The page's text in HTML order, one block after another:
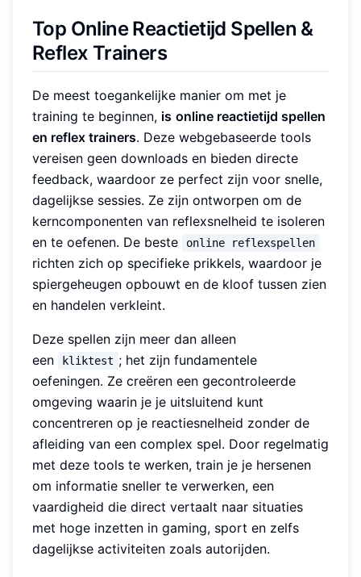
Top Online Reactietijd Spellen &
Reflex Trainers
De meest toegankelijke manier om met je
training te beginnen, is online reactietijd spellen
en reflex trainers. Deze webgebaseerde tools
vereisen geen downloads en bieden directe
feedback, waardoor ze perfect zijn voor snelle,
dagelijkse sessies. Ze zijn ontworpen om de
kerncomponenten van reflexsnelheid te isoleren
en te oefenen. De beste
online reflexspellen
richten zich op specifieke prikkels, waardoor je
spiergeheugen opbouwt en de kloof tussen zien
en handelen verkleint.
Deze spellen zijn meer dan alleen
een
kliktest ; het zijn fundamentele
oefeningen. Ze creëren een gecontroleerde
omgeving waarin je je uitsluitend kunt
concentreren op je reactiesnelheid zonder de
afleiding van een complex spel. Door regelmatig
met deze tools te werken, train je je hersenen
om informatie sneller te verwerken, een
vaardigheid die direct vertaalt naar situaties
met hoge inzetten in gaming, sport en zelfs
dagelijkse activiteiten zoals autorijden.